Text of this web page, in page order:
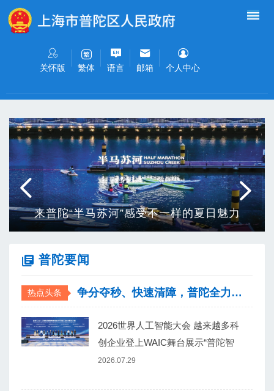
无障碍操作说明
关怀版 繁体 语言 邮箱 个人中心
来普陀“半马苏河”感受不一样的夏日魅力
普陀要闻
热点头条 争分夺秒、快速清障，普陀全力保障出行安全和道路畅通
2026世界人工智能大会 越来越多科
创企业登上WAIC舞台展示“普陀智
造”活力讲述创新故事
2026.07.29